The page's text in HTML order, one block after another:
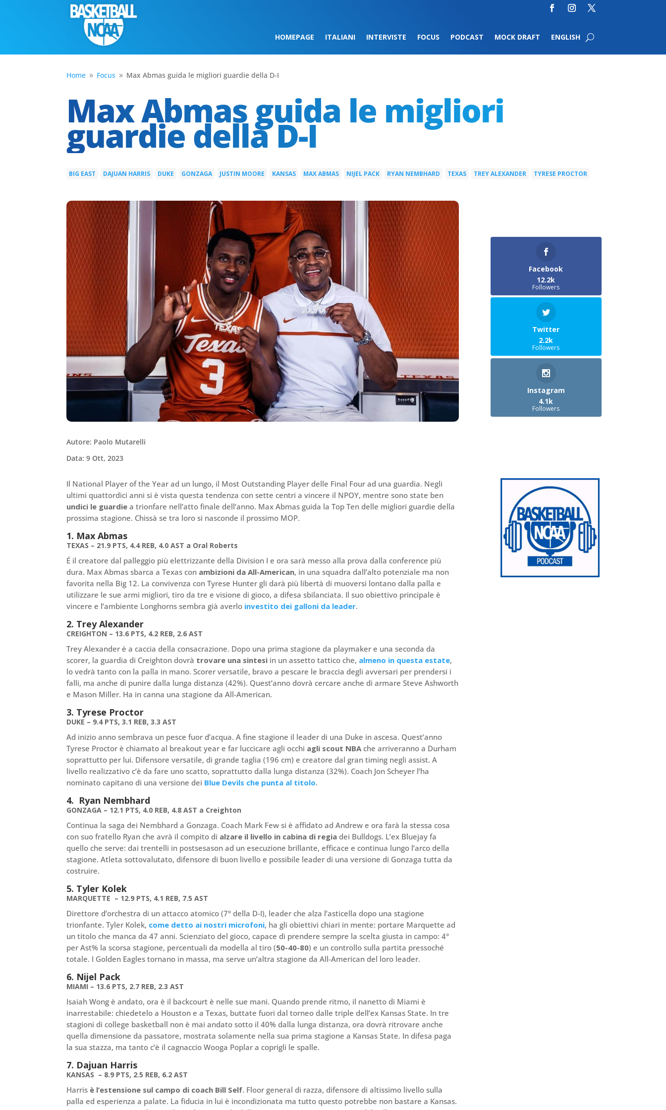
HOMEPAGE ITALIANI INTERVISTE FOCUS PODCAST MOCK DRAFT ENGLISH
Home 9 Focus 9 Max Abmas guida le migliori guardie della D-I
Max Abmas guida le migliori
guardie della D-I
BIG EAST DAJUAN HARRIS DUKE GONZAGA JUSTIN MOORE KANSAS MAX ABMAS NIJEL PACK RYAN NEMBHARD TEXAS TREY ALEXANDER TYRESE PROCTOR
Autore: Paolo Mutarelli
Data: 9 Ott, 2023
Il National Player of the Year ad un lungo, il Most Outstanding Player delle Final Four ad una guardia. Negli
ultimi quattordici anni si è vista questa tendenza con sette centri a vincere il NPOY, mentre sono state ben
undici le guardie a trionfare nell’atto finale dell’anno. Max Abmas guida la Top Ten delle migliori guardie della
prossima stagione. Chissà se tra loro si nasconde il prossimo MOP.
1. Max Abmas
TEXAS – 21.9 PTS, 4.4 REB, 4.0 AST a Oral Roberts
É il creatore dal palleggio più elettrizzante della Division I e ora sarà messo alla prova dalla conference più
dura. Max Abmas sbarca a Texas con ambizioni da All-American, in una squadra dall’alto potenziale ma non
favorita nella Big 12. La convivenza con Tyrese Hunter gli darà più libertà di muoversi lontano dalla palla e
utilizzare le sue armi migliori, tiro da tre e visione di gioco, a difesa sbilanciata. Il suo obiettivo principale è
vincere e l’ambiente Longhorns sembra già averlo investito dei galloni da leader.
2. Trey Alexander
CREIGHTON – 13.6 PTS, 4.2 REB, 2.6 AST
Trey Alexander è a caccia della consacrazione. Dopo una prima stagione da playmaker e una seconda da
scorer, la guardia di Creighton dovrà trovare una sintesi in un assetto tattico che, almeno in questa estate,
lo vedrà tanto con la palla in mano. Scorer versatile, bravo a pescare le braccia degli avversari per prendersi i
falli, ma anche di punire dalla lunga distanza (42%). Quest’anno dovrà cercare anche di armare Steve Ashworth
e Mason Miller. Ha in canna una stagione da All-American.
3. Tyrese Proctor
DUKE – 9.4 PTS, 3.1 REB, 3.3 AST
Ad inizio anno sembrava un pesce fuor d’acqua. A fine stagione il leader di una Duke in ascesa. Quest’anno
Tyrese Proctor è chiamato al breakout year e far luccicare agli occhi agli scout NBAche arriveranno a Durham
soprattutto per lui. Difensore versatile, di grande taglia (196 cm) e creatore dal gran timing negli assist. A
livello realizzativo c’è da fare uno scatto, soprattutto dalla lunga distanza (32%). Coach Jon Scheyer l’ha
nominato capitano di una versione dei Blue Devils che punta al titolo.
4. Ryan Nembhard
GONZAGA – 12.1 PTS, 4.0 REB, 4.8 AST a Creighton
Continua la saga dei Nembhard a Gonzaga. Coach Mark Few si è affidato ad Andrew e ora farà la stessa cosa
con suo fratello Ryan che avrà il compito di alzare il livello in cabina di regia dei Bulldogs. L’ex Bluejay fa
quello che serve: dai trentelli in postsesason ad un esecuzione brillante, efficace e continua lungo l’arco della
stagione. Atleta sottovalutato, difensore di buon livello e possibile leader di una versione di Gonzaga tutta da
costruire.
5. Tyler Kolek
MARQUETTE – 12.9 PTS, 4.1 REB, 7.5 AST
Direttore d’orchestra di un attacco atomico (7° della D-I), leader che alza l’asticella dopo una stagione
trionfante. Tyler Kolek, come detto ai nostri microfoni, ha gli obiettivi chiari in mente: portare Marquette ad
un titolo che manca da 47 anni. Scienziato del gioco, capace di prendere sempre la scelta giusta in campo: 4°
per Ast% la scorsa stagione, percentuali da modella al tiro (50-40-80) e un controllo sulla partita pressoché
totale. I Golden Eagles tornano in massa, ma serve un’altra stagione da All-American del loro leader.
6. Nijel Pack
MIAMI – 13.6 PTS, 2.7 REB, 2.3 AST
Isaiah Wong è andato, ora è il backcourt è nelle sue mani. Quando prende ritmo, il nanetto di Miami è
inarrestabile: chiedetelo a Houston e a Texas, buttate fuori dal torneo dalle triple dell’ex Kansas State. In tre
stagioni di college basketball non è mai andato sotto il 40% dalla lunga distanza, ora dovrà ritrovare anche
quella dimensione da passatore, mostrata solamente nella sua prima stagione a Kansas State. In difesa paga
la sua stazza, ma tanto c’è il cagnaccio Wooga Poplar a coprigli le spalle.
7. Dajuan Harris
KANSAS – 8.9 PTS, 2.5 REB, 6.2 AST
Harris è l’estensione sul campo di coach Bill Self. Floor general di razza, difensore di altissimo livello sulla
palla ed esperienza a palate. La fiducia in lui è incondizionata ma tutto questo potrebbe non bastare a Kansas.
Facebook
12.2k
Followers
Twitter
2.2k
Followers
Instagram
4.1k
Followers